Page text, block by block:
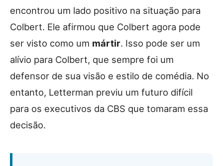
encontrou um lado positivo na situação para
Colbert. Ele afirmou que Colbert agora pode
ser visto como um mártir. Isso pode ser um
alívio para Colbert, que sempre foi um
defensor de sua visão e estilo de comédia. No
entanto, Letterman previu um futuro difícil
para os executivos da CBS que tomaram essa
decisão.